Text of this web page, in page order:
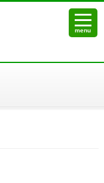
menu